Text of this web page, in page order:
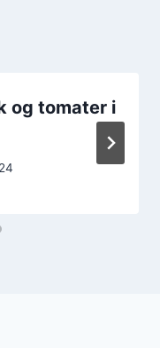
og tomater i